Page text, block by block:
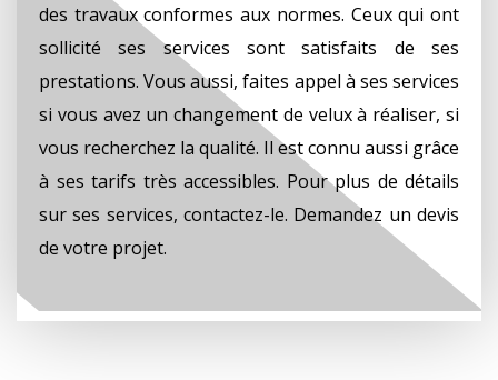
des travaux conformes aux normes. Ceux qui ont
sollicité ses services sont satisfaits de ses
prestations. Vous aussi, faites appel à ses services
si vous avez un changement de velux à réaliser, si
vous recherchez la qualité. Il est connu aussi grâce
à ses tarifs très accessibles. Pour plus de détails
sur ses services, contactez-le. Demandez un devis
de votre projet.